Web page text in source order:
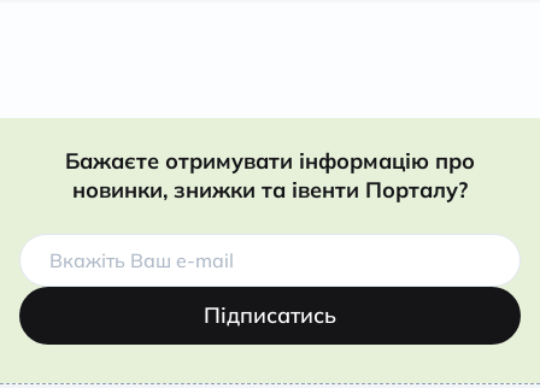
Бажаєте отримувати інформацію про
новинки, знижки та івенти Порталу?
Підписатись